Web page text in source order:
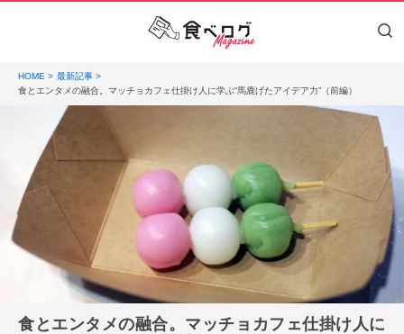
HOME
最新記事
食とエンタメの融合。マッチョカフェ仕掛け人に学ぶ“馬鹿げたアイデア力”（前編）
食とエンタメの融合。マッチョカフェ仕掛け人に